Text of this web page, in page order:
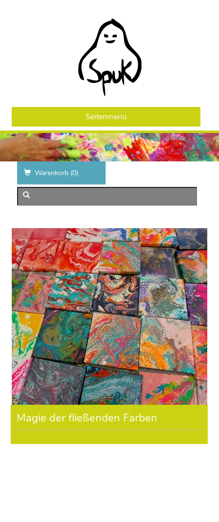
Seitenmenü
Warenkorb (0)
Magie der fließenden Farben